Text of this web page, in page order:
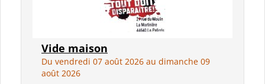
Vide maison
Du vendredi 07 août 2026 au dimanche 09
août 2026